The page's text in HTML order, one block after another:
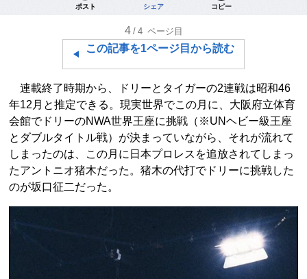
ポスト シェア コピー
4 /4 ページ目
この記事を1ページ目から読む
連載終了時期から、ドリーとタイガーの2連戦は昭和46
年12月と推定できる。現実世界でこの月に、大阪府立体育
会館でドリーのNWA世界王座に挑戦（※UNヘビー級王座
とダブルタイトル戦）が決まっていながら、それが流れて
しまったのは、この月に日本プロレスを追放されてしまっ
たアントニオ猪木だった。猪木の代打でドリーに挑戦した
のが坂口征二だった。